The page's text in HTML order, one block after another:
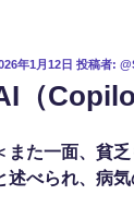
:
年1月12日 投稿者:
（
また一面、貧
述べられ、病